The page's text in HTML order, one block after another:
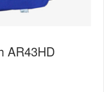
AR43HD